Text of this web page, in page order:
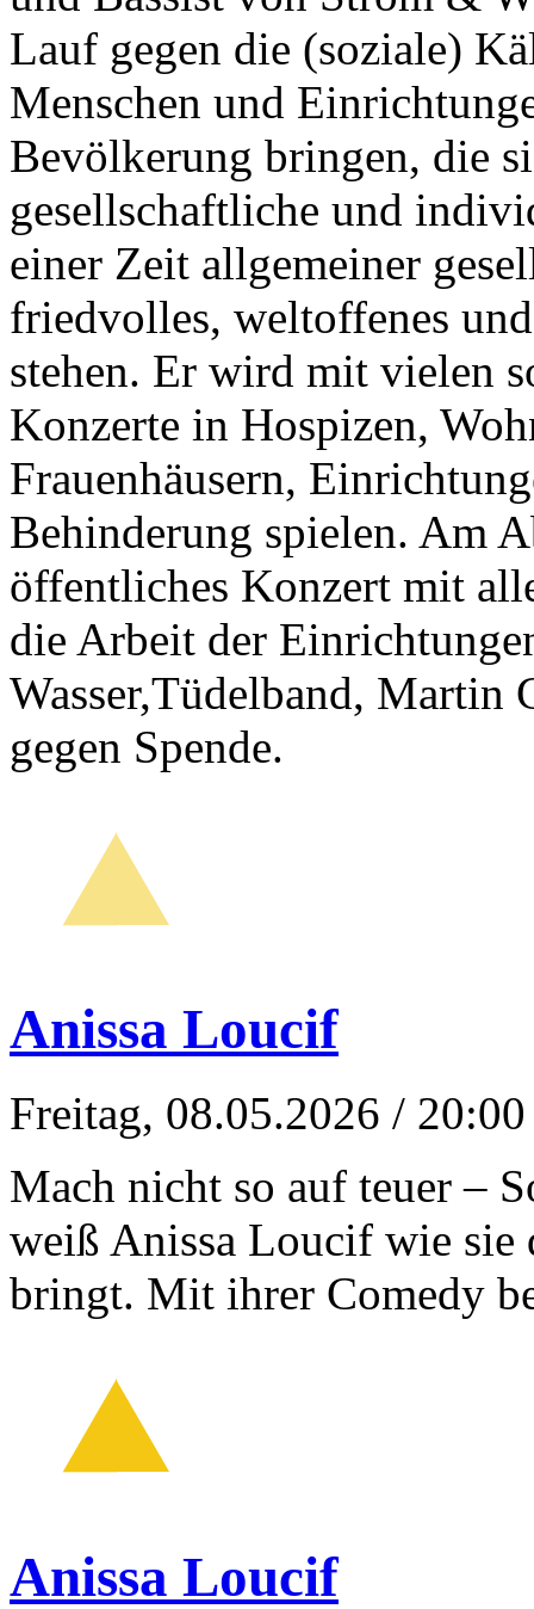
Lauf gegen die (soziale)
Menschen und
Bevölkerung bringen, die
gesellschaftliche und
einer Zeit allgemeiner
friedvolles, weltoffenes
stehen. Er wird mit vielen
Konzerte in Hospizen,
Frauenhäusern,
Behinderung spielen. Am
öffentliches Konzert mit
die Arbeit der
Wasser,Tüdelband, Martin
gegen Spende.
Anissa Loucif
Freitag, 08.05.2026 / 20:00
Mach nicht so auf teuer –
weiß Anissa Loucif wie sie
bringt. Mit ihrer Comedy
Anissa Loucif